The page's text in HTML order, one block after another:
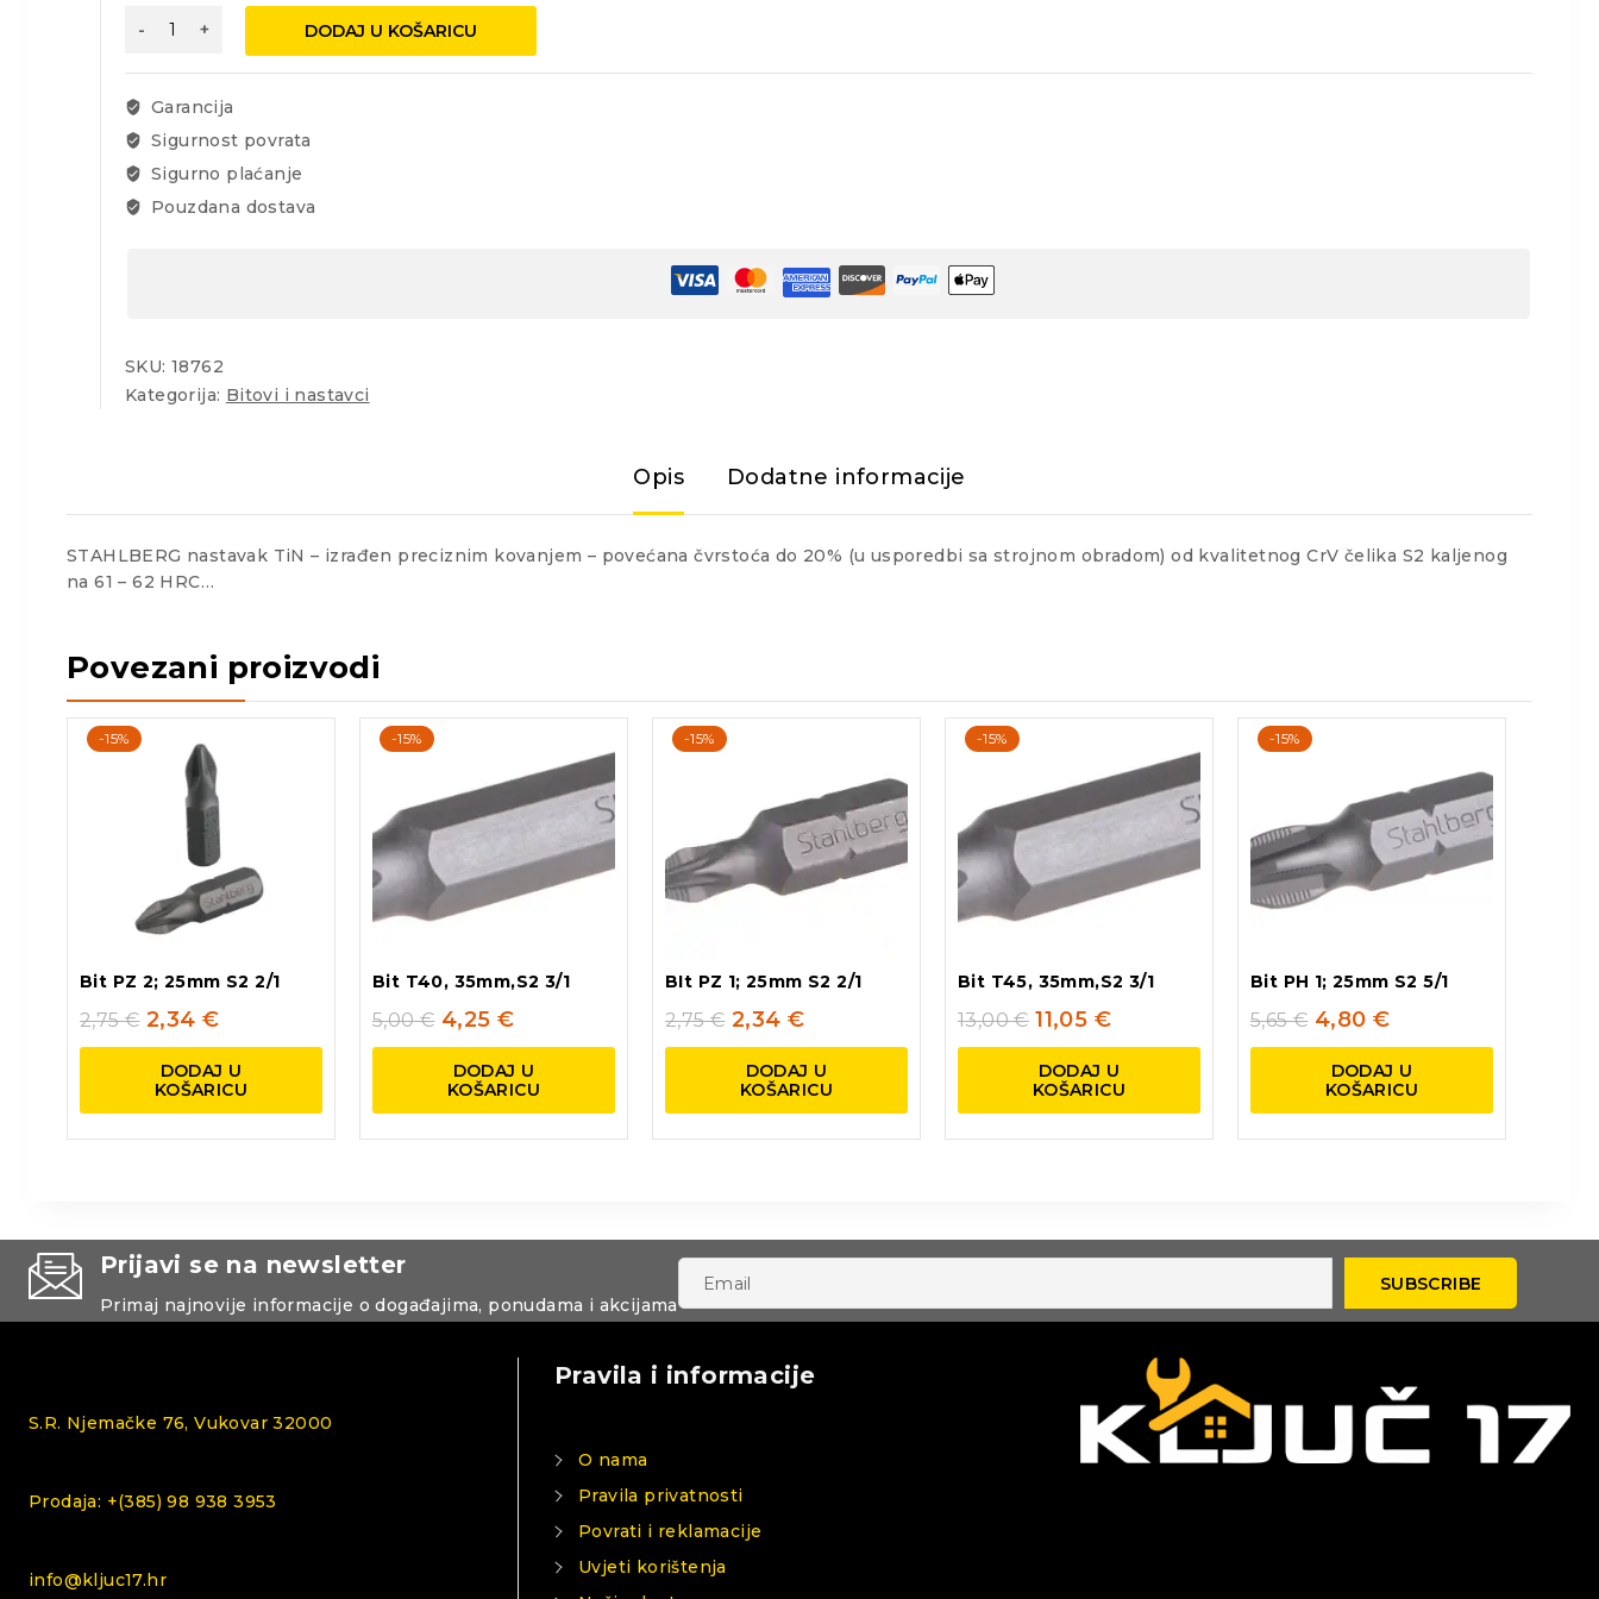
Bit
2;
25mm
S2
5/1
količina
DODAJ U KOŠARICU
Garancija
Sigurnost povrata
Sigurno plaćanje
Pouzdana dostava
SKU: 18762
Kategorija: Bitovi i nastavci
Opis Dodatne informacije
STAHLBERG nastavak TiN – izrađen preciznim kovanjem – povećana čvrstoća do 20% (u usporedbi sa strojnom obradom) od kvalitetnog CrV čelika S2 kaljenog
na 61 – 62 HRC…
Povezani proizvodi
-15%
Bit PZ 2; 25mm S2 2/1
2,75€ 2,34 €
DODAJ U
KOŠARICU
-15%
Bit T40, 35mm,S2 3/1
5,00€ 4,25 €
DODAJ U
KOŠARICU
-15%
BIt PZ 1; 25mm S2 2/1
2,75€ 2,34 €
DODAJ U
KOŠARICU
-15%
Bit T45, 35mm,S2 3/1
13,00€ 11,05 €
DODAJ U
KOŠARICU
-15%
Bit PH 1; 25mm S2 5/1
5,65€ 4,80 €
DODAJ U
KOŠARICU
Prijavi se na newsletter
Primaj najnovije informacije o događajima, ponudama i akcijama
S.R. Njemačke 76, Vukovar 32000
Prodaja: +(385) 98 938 3953
info@kljuc17.hr
Pravila i informacije
O nama
Pravila privatnosti
Povrati i reklamacije
Uvjeti korištenja